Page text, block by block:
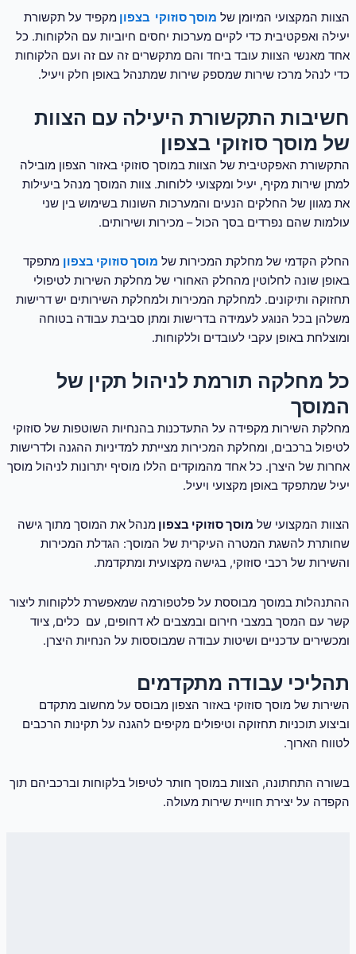
הצוות המקצועי המיומן של מוסך סוזוקי בצפון מקפיד על תקשורת
יעילה ואפקטיבית כדי לקיים מערכות יחסים חיוביות עם הלקוחות. כל
אחד מאנשי הצוות עובד ביחד והם מתקשרים זה עם זה ועם הלקוחות
כדי לנהל מרכז שירות שמספק שירות שמתנהל באופן חלק ויעיל.
חשיבות התקשורת היעילה עם הצוות
של מוסך סוזוקי בצפון
התקשורת האפקטיבית של הצוות במוסך סוזוקי באזור הצפון מובילה
למתן שירות מקיף, יעיל ומקצועי ללוחות. צוות המוסך מנהל ביעילות
את מגוון של החלקים הנעים והמערכות השונות בשימוש בין שני
עולמות שהם נפרדים בסך הכול – מכירות ושירותים.
החלק הקדמי של מחלקת המכירות של מוסך סוזוקי בצפון מתפקד
באופן שונה לחלוטין מהחלק האחורי של מחלקת השירות לטיפולי
תחזוקה ותיקונים. למחלקת המכירות ולמחלקת השירותים יש דרישות
משלהן בכל הנוגע לעמידה בדרישות ומתן סביבת עבודה בטוחה
ומוצלחת באופן עקבי לעובדים וללקוחות.
כל מחלקה תורמת לניהול תקין של
המוסך
מחלקת השירות מקפידה על התעדכנות בהנחיות השוטפות של סוזוקי
לטיפול ברכבים, ומחלקת המכירות מצייתת למדיניות ההגנה ולדרישות
אחרות של היצרן. כל אחד מהמוקדים הללו מוסיף יתרונות לניהול מוסך
יעיל שמתפקד באופן מקצועי ויעיל.
הצוות המקצועי של מוסך סוזוקי בצפון מנהל את המוסך מתוך גישה
שחותרת להשגת המטרה העיקרית של המוסך: הגדלת המכירות
והשירות של רכבי סוזוקי, בגישה מקצועית ומתקדמת.
ההתנהלות במוסך מבוססת על פלטפורמה שמאפשרת ללקוחות ליצור
קשר עם המסך במצבי חירום ובמצבים לא דחופים, עם כלים, ציוד
ומכשירים עדכניים ושיטות עבודה שמבוססות על הנחיות היצרן.
תהליכי עבודה מתקדמים
השירות של מוסך סוזוקי באזור הצפון מבוסס על מחשוב מתקדם
וביצוע תוכניות תחזוקה וטיפולים מקיפים להגנה על תקינות הרכבים
לטווח הארוך.
בשורה התחתונה, הצוות במוסך חותר לטיפול בלקוחות וברכביהם תוך
הקפדה על יצירת חוויית שירות מעולה.